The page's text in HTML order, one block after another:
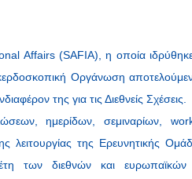
Affairs (SAFIA), η οποία ιδρύθηκε
Οργάνωση
της για τις Διεθνείς Σχέσεις.
ημερίδων, σεμιναρίων,
λειτουργίας της Ερευνητικής
των διεθνών και